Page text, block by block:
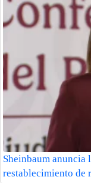
Sheinbaum anuncia
restablecimiento de